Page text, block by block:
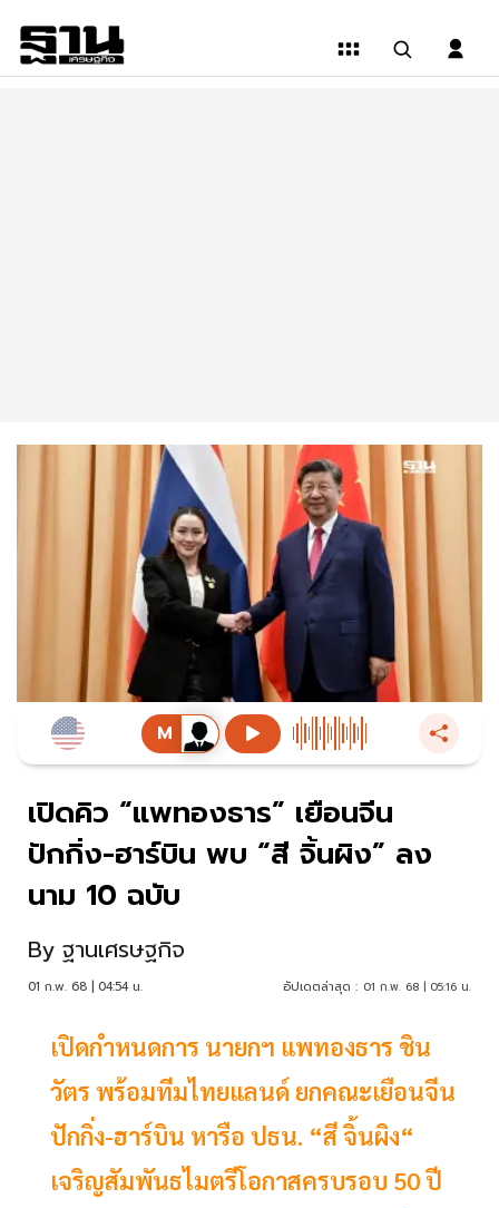
เปิดคิว “แพทองธาร” เยือนจีน
ปักกิ่ง-ฮาร์บิน พบ “สี จิ้นผิง” ลง
นาม 10 ฉบับ
By ฐานเศรษฐกิจ
01 ก.พ. 68 | 04:54 น. อัปเดตล่าสุด : 01 ก.พ. 68 | 05:16 น.
เปิดกำหนดการ นายกฯ แพทองธาร ชิน
วัตร พร้อมทีมไทยแลนด์ ยกคณะเยือนจีน
ปักกิ่ง-ฮาร์บิน หารือ ปธน. “สี จิ้นผิง“
เจริญสัมพันธไมตรีโอกาสครบรอบ 50 ปี